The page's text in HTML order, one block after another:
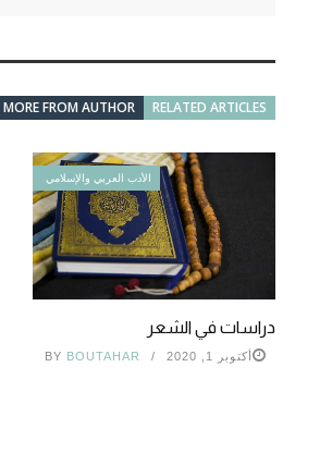
RELATED ARTICLES
MORE FROM AUTHOR
الأدب العربي والإسلامي
دراسات في الشعر
أكتوبر 1, 2020 BY BOUTAHAR